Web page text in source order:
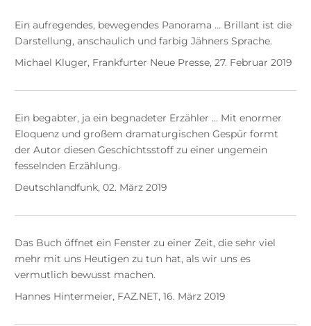
Ein aufregendes, bewegendes Panorama ... Brillant ist die
Darstellung, anschaulich und farbig Jähners Sprache.
Michael Kluger, Frankfurter Neue Presse, 27. Februar 2019
Ein begabter, ja ein begnadeter Erzähler ... Mit enormer
Eloquenz und großem dramaturgischen Gespür formt
der Autor diesen Geschichtsstoff zu einer ungemein
fesselnden Erzählung.
Deutschlandfunk, 02. März 2019
Das Buch öffnet ein Fenster zu einer Zeit, die sehr viel
mehr mit uns Heutigen zu tun hat, als wir uns es
vermutlich bewusst machen.
Hannes Hintermeier, FAZ.NET, 16. März 2019